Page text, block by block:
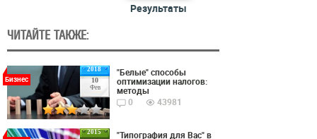
Результаты
ЧИТАЙТЕ ТАКЖЕ:
2018
10
Фев
Бизнес
"Белые" способы
оптимизации налогов:
методы
0
43981
2015
"Типография для Вас" в